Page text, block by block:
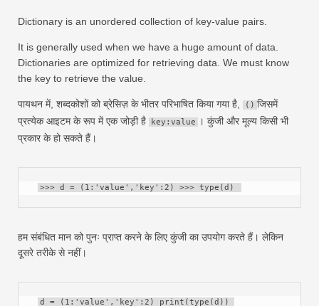
Dictionary is an unordered collection of key-value pairs.
It is generally used when we have a huge amount of data.
Dictionaries are optimized for retrieving data. We must know
the key to retrieve the value.
पायथन में, शब्दकोशों को ब्रेसिज़ के भीतर परिभाषित किया गया है, () जिसमें
प्रत्येक आइटम के रूप में एक जोड़ी है
key:value
। कुंजी और मूल्य किसी भी
प्रकार के हो सकते हैं।
>>> d = (1:'value','key':2) >>> type(d)
हम संबंधित मान को पुनः प्राप्त करने के लिए कुंजी का उपयोग करते हैं। लेकिन
दूसरे तरीके से नहीं।
d = (1:'value','key':2) print(type(d))